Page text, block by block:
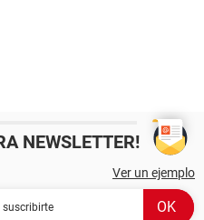
NEWSLETTER!
Ver un ejemplo